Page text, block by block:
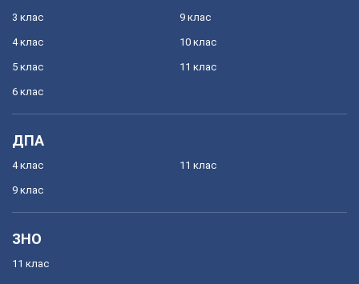
3 клас
4 клас
5 клас
6 клас
9 клас
10 клас
11 клас
ДПА
4 клас
9 клас
11 клас
ЗНО
11 клас